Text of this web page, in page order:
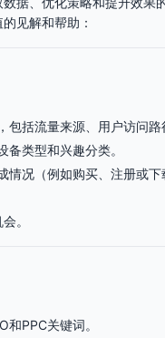
见解和帮助：
包括流量来源、用户访问路
类型和兴趣分类。
情况（例如购买、注册或下
。
和PPC关键词。